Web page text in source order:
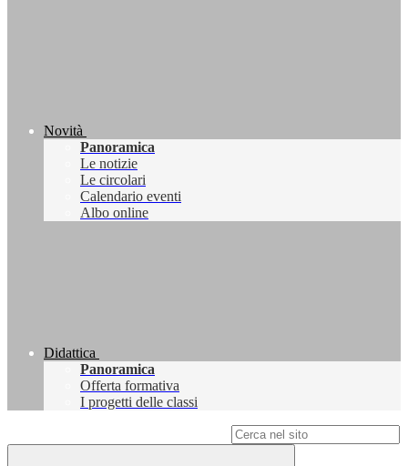
Novità
Panoramica
Le notizie
Le circolari
Calendario eventi
Albo online
Didattica
Panoramica
Offerta formativa
I progetti delle classi